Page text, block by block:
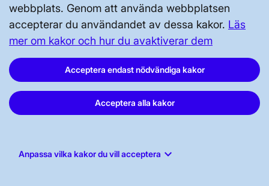
webbplats. Genom att använda webbplatsen
accepterar du användandet av dessa kakor. Läs
mer om kakor och hur du avaktiverar dem
Acceptera endast nödvändiga kakor
Acceptera alla kakor
Anpassa vilka kakor du vill acceptera keyboard_arrow_down
Sundbyberg
Tel: 010-475 80 00
E-post:registrator@svk.se
Org.nr: 202100-4284
Instagram